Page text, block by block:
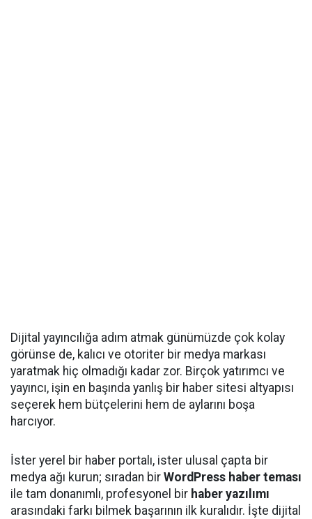
Dijital yayıncılığa adım atmak günümüzde çok kolay
görünse de, kalıcı ve otoriter bir medya markası
yaratmak hiç olmadığı kadar zor. Birçok yatırımcı ve
yayıncı, işin en başında yanlış bir haber sitesi altyapısı
seçerek hem bütçelerini hem de aylarını boşa
harcıyor.
İster yerel bir haber portalı, ister ulusal çapta bir
medya ağı kurun; sıradan bir WordPress haber teması
ile tam donanımlı, profesyonel bir haber yazılımı
arasındaki farkı bilmek başarının ilk kuralıdır. İşte dijital